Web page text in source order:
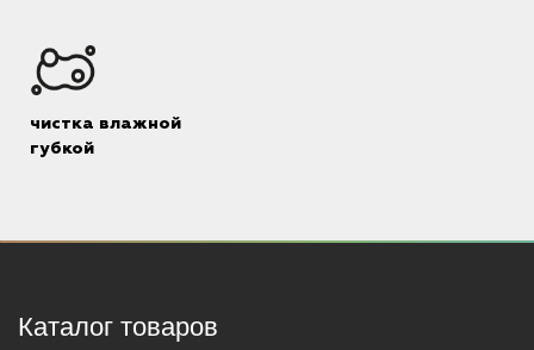
чистка влажной
губкой
Каталог товаров